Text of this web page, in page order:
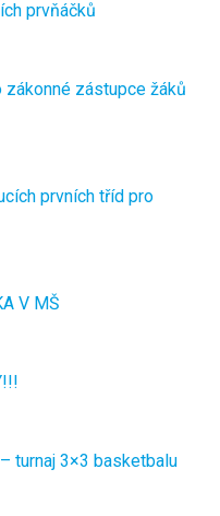
prvňáčků
zástupce žáků
prvních tříd pro
V MŠ
turnaj 3×3 basketbalu